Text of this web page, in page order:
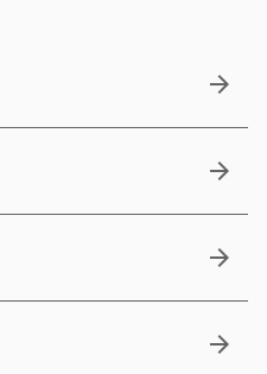
arrow_forward
arrow_forward
arrow_forward
arrow_forward